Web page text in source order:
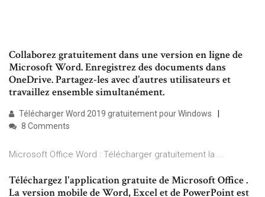
Collaborez gratuitement dans une version en ligne de
Microsoft Word. Enregistrez des documents dans
OneDrive. Partagez-les avec d’autres utilisateurs et
travaillez ensemble simultanément.
Télécharger Word 2019 gratuitement pour Windows
8 Comments
Microsoft Office Word : Télécharger gratuitement la ...
Téléchargez l'application gratuite de Microsoft Office .
La version mobile de Word, Excel et de PowerPoint est